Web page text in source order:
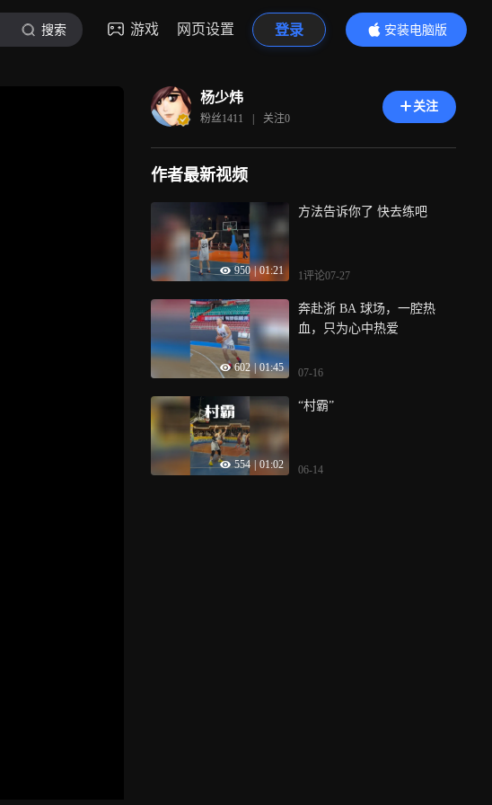
搜索 游戏 网页设置 登录
安装电脑版
内容更精彩
杨少炜
粉丝1411 | 关注0
关注
作者最新视频
950 | 01:21
方法告诉你了 快去练吧
1评论07-27
602 | 01:45
奔赴浙 BA 球场，一腔热
血，只为心中热爱
07-16
554 01:02
“村霸”
06-14